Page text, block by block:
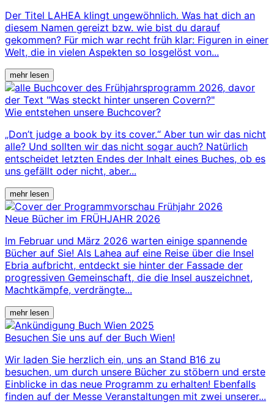
Der Titel LAHEA klingt ungewöhnlich. Was hat dich an
diesem Namen gereizt bzw. wie bist du darauf
gekommen? Für mich war recht früh klar: Figuren in einer
Welt, die in vielen Aspekten so losgelöst von...
mehr lesen
Wie entstehen unsere Buchcover?
„Don’t judge a book by its cover.“ Aber tun wir das nicht
alle? Und sollten wir das nicht sogar auch? Natürlich
entscheidet letzten Endes der Inhalt eines Buches, ob es
uns gefällt oder nicht, aber...
mehr lesen
Neue Bücher im FRÜHJAHR 2026
Im Februar und März 2026 warten einige spannende
Bücher auf Sie! Als Lahea auf eine Reise über die Insel
Ebria aufbricht, entdeckt sie hinter der Fassade der
progressiven Gemeinschaft, die die Insel auszeichnet,
Machtkämpfe, verdrängte...
mehr lesen
Besuchen Sie uns auf der Buch Wien!
Wir laden Sie herzlich ein, uns an Stand B16 zu
besuchen, um durch unsere Bücher zu stöbern und erste
Einblicke in das neue Programm zu erhalten! Ebenfalls
finden auf der Messe Veranstaltungen mit zwei unserer...